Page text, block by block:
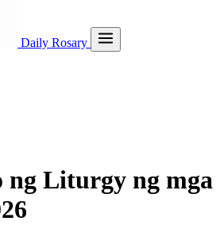
Daily Rosary
ng Liturgy ng mga